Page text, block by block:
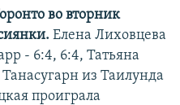
во вторник
Елена Лиховцева
- 6:4, 6:4, Татьяна
из Таилунда
проиграла